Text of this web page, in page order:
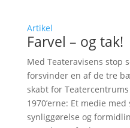
Artikel
Farvel – og tak!
Med Teateravisens stop
forsvinder en af de tre
skabt for
1970’erne: Et medie
synliggørelse og